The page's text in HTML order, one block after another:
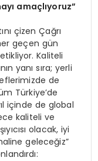
amaçlıyoruz”
çizen Çağrı
geçen gün
Kaliteli
yanı sıra; yerli
de
Türkiye’de
içinde de global
kaliteli ve
olacak, iyi
geleceğiz”